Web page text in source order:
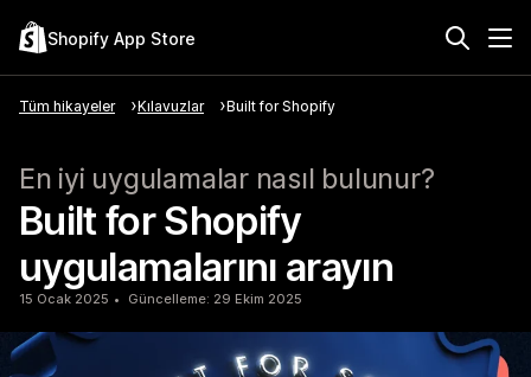
Shopify App Store
Tüm hikayeler Kılavuzlar Built for Shopify
En iyi uygulamalar nasıl bulunur?
Built for Shopify
uygulamalarını arayın
15 Ocak 2025 Güncelleme: 29 Ekim 2025